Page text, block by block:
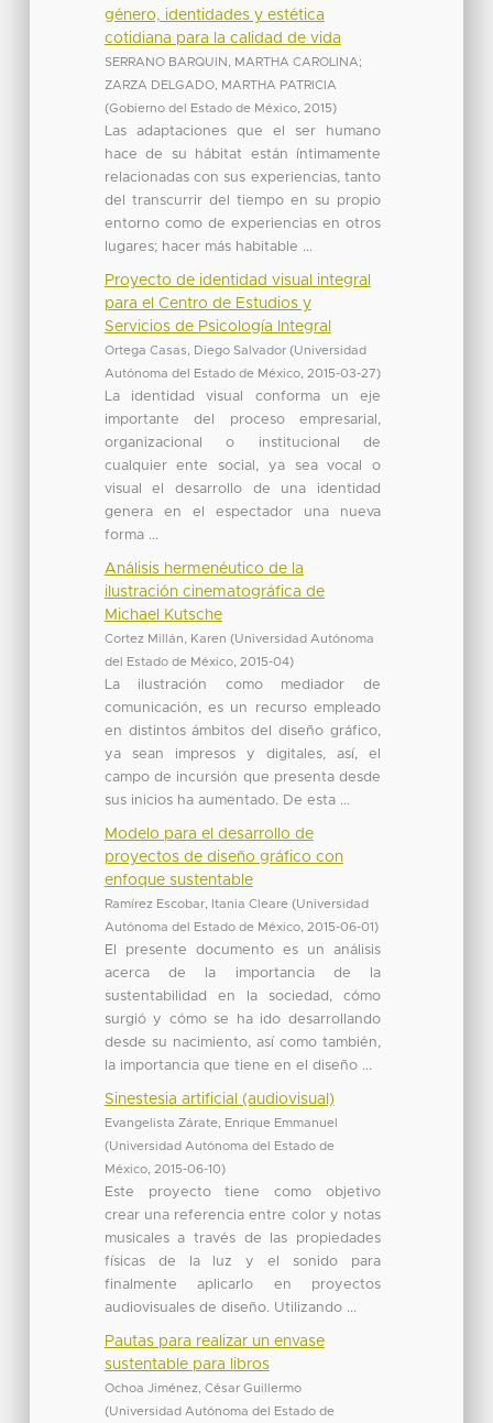
género, identidades y estética
cotidiana para la calidad de vida
SERRANO BARQUIN, MARTHA CAROLINA;
ZARZA DELGADO, MARTHA PATRICIA
(Gobierno del Estado de México, 2015)
Las adaptaciones que el ser humano
hace de su hábitat están íntimamente
relacionadas con sus experiencias, tanto
del transcurrir del tiempo en su propio
entorno como de experiencias en otros
lugares; hacer más habitable ...
Proyecto de identidad visual integral
para el Centro de Estudios y
Servicios de Psicología Integral
Ortega Casas, Diego Salvador (Universidad
Autónoma del Estado de México, 2015-03-27)
La identidad visual conforma un eje
importante del proceso empresarial,
organizacional o institucional de
cualquier ente social, ya sea vocal o
visual el desarrollo de una identidad
genera en el espectador una nueva
forma ...
Análisis hermenéutico de la
ilustración cinematográfica de
Michael Kutsche
Cortez Millán, Karen (Universidad Autónoma
del Estado de México, 2015-04)
La ilustración como mediador de
comunicación, es un recurso empleado
en distintos ámbitos del diseño gráfico,
ya sean impresos y digitales, así, el
campo de incursión que presenta desde
sus inicios ha aumentado. De esta ...
Modelo para el desarrollo de
proyectos de diseño gráfico con
enfoque sustentable
Ramírez Escobar, Itania Cleare (Universidad
Autónoma del Estado de México, 2015-06-01)
El presente documento es un análisis
acerca de la importancia de la
sustentabilidad en la sociedad, cómo
surgió y cómo se ha ido desarrollando
desde su nacimiento, así como también,
la importancia que tiene en el diseño ...
Sinestesia artificial (audiovisual)
Evangelista Zárate, Enrique Emmanuel
(Universidad Autónoma del Estado de
México, 2015-06-10)
Este proyecto tiene como objetivo
crear una referencia entre color y notas
musicales a través de las propiedades
físicas de la luz y el sonido para
finalmente aplicarlo en proyectos
audiovisuales de diseño. Utilizando ...
Pautas para realizar un envase
sustentable para libros
Ochoa Jiménez, César Guillermo
(Universidad Autónoma del Estado de